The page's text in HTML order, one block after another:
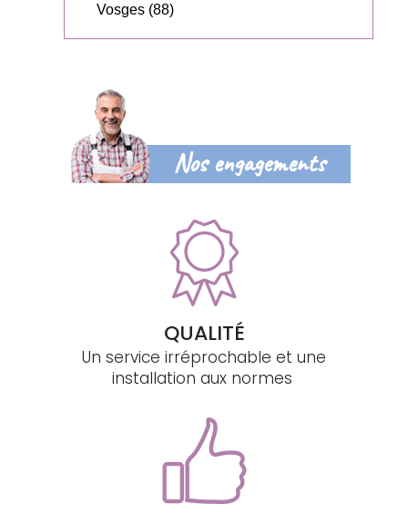
Vosges (88)
Nos engagements
QUALITÉ
Un service irréprochable et une
installation aux normes